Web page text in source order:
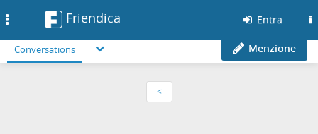
Friendica Entra
Conversations Menzione
<